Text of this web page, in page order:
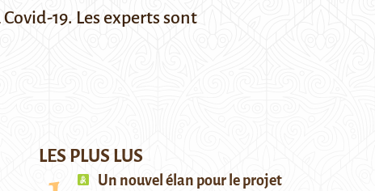
19. Les experts sont
LES PLUS LUS
Un nouvel élan pour le projet